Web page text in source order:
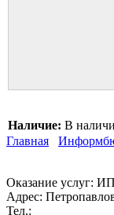
Наличие: В
Главная
Оказание услуг:
Адрес:
Тел.: